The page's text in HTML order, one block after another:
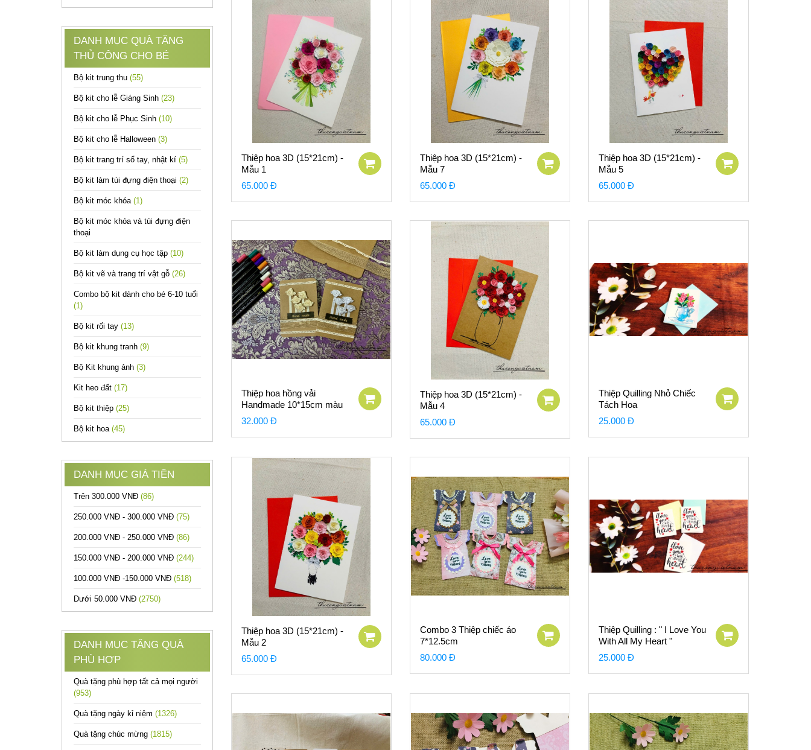
DANH MỤC QUÀ TẶNG
THỦ CÔNG CHO BÉ
Bộ kit trung thu (55)
Bộ kit cho lễ Giáng Sinh (23)
Bộ kit cho lễ Phục Sinh (10)
Bộ kit cho lễ Halloween (3)
Bộ kit trang trí sổ tay, nhật kí (5)
Bộ kit làm túi đựng điện thoại (2)
Bộ kit móc khóa (1)
Bộ kit móc khóa và túi đựng điện
thoại
Bộ kit làm dụng cụ học tập (10)
Bộ kit vẽ và trang trí vật gỗ (26)
Combo bộ kit dành cho bé 6-10 tuổi
(1)
Bộ kit rối tay (13)
Bộ kit khung tranh (9)
Bộ Kit khung ảnh (3)
Kit heo đất (17)
Bộ kit thiệp (25)
Bộ kit hoa (45)
DANH MỤC GIÁ TIỀN
Trên 300.000 VNĐ (86)
250.000 VNĐ - 300.000 VNĐ (75)
200.000 VNĐ - 250.000 VNĐ (86)
150.000 VNĐ - 200.000 VNĐ (244)
100.000 VNĐ -150.000 VNĐ (518)
Dưới 50.000 VNĐ (2750)
DANH MỤC TẶNG QUÀ
PHÙ HỢP
Quà tặng phù hợp tất cả mọi người
(953)
Quà tặng ngày kỉ niệm (1326)
Quà tặng chúc mừng (1815)
Thiệp hoa 3D (15*21cm) -
Mẫu 1
65.000 Đ
Thiệp hoa 3D (15*21cm) -
Mẫu 7
65.000 Đ
Thiệp hoa 3D (15*21cm) -
Mẫu 5
65.000 Đ
Thiệp hoa hồng vải
Handmade 10*15cm màu
kraft
32.000 Đ
Thiệp hoa 3D (15*21cm) -
Mẫu 4
65.000 Đ
Thiệp Quilling Nhỏ Chiếc
Tách Hoa
25.000 Đ
Thiệp hoa 3D (15*21cm) -
Mẫu 2
65.000 Đ
Combo 3 Thiệp chiếc áo
7*12.5cm
80.000 Đ
Thiệp Quilling : " I Love You
With All My Heart "
25.000 Đ